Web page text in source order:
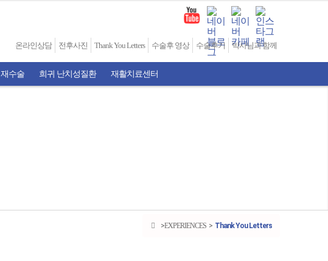
온라인상담 전후사진 Thank You Letters 수술후 영상 수술후기 박사님과 함께
재수술 희귀 난치성질환 재활치료센터
EXPERIENCES Thank You Letters